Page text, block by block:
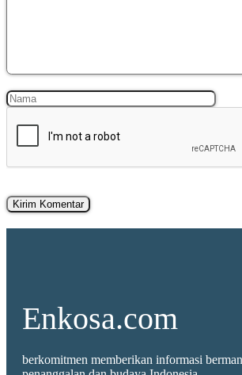
Nama Surel
Enkosa.com
berkomitmen memberikan informasi